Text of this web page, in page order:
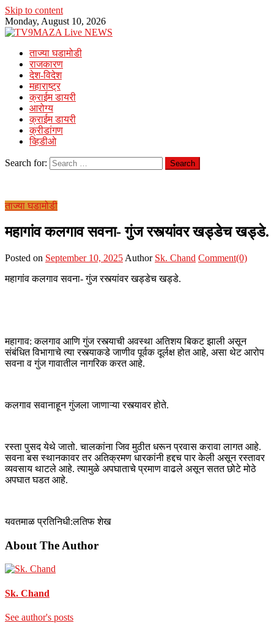
Skip to content
Monday, August 10, 2026
ताज्या घडामोडी
राजकारण
देश-विदेश
महाराष्ट्र
क्राईम डायरी
आरोग्य
क्राईम डायरी
क्रीडांगण
व्हिडीओ
Search for:
ताज्या घडामोडी
महागांव कलगाव सवना- गुंज रस्त्यांवर खड्डेच खड्डे.
Posted on September 10, 2025 Author Sk. Chand Comment(0)
महागांव कलगाव सवना- गुंज रस्त्यांवर खड्डेच खड्डे.
महागाव: कलगाव आणि गुंज रस्त्याची अवस्था अतिशय बिकट झाली असून
संबंधित विभागाचे त्या रस्त्याकडे जाणीव पूर्वक दूर्लक्ष होत आहे, असा थेट आरोप
सवना व गुंज गावातील नागरिक करत आहे.
कलगाव सवानाहून गुंजला जाणाऱ्या रस्त्यावर होते.
रस्ता पुसद येथे जातो. चालकांना जिव मुठीत धरून प्रवास करावा लागत आहे.
सवना बस स्थानकावर तर अतिक्रमण धारकांनी हद्दच पार केली असून रस्तावर
व्यवसाय थाटले आहे. त्यामुळे अपघाताचे प्रमाण वाढले असून सतत छोटे मोठे
अपघात घडत आहे.
यवतमाळ प्रतिनिधी:लतिफ शेख
About The Author
Sk. Chand
See author's posts